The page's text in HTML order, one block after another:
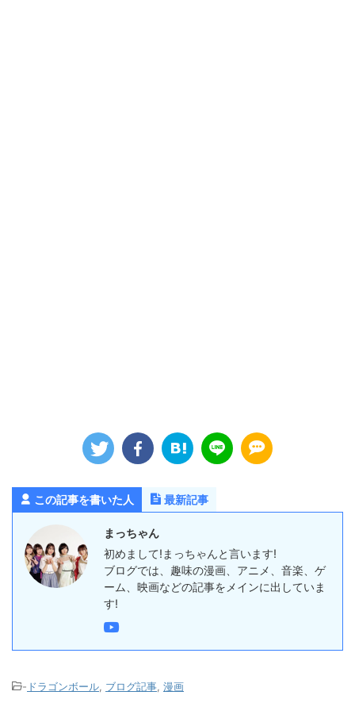
この記事を書いた人 最新記事
まっちゃん
初めまして!まっちゃんと言います!
ブログでは、趣味の漫画、アニメ、音楽、ゲ
ーム、映画などの記事をメインに出していま
す!
- ドラゴンボール ブログ記事 漫画